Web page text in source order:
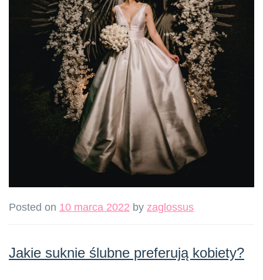
Posted on 10 marca 2022 by zaglossus
Jakie suknie ślubne preferują kobiety?